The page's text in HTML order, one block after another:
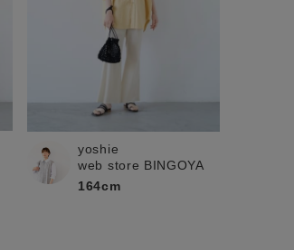
yoshie
web store BINGOYA
164cm